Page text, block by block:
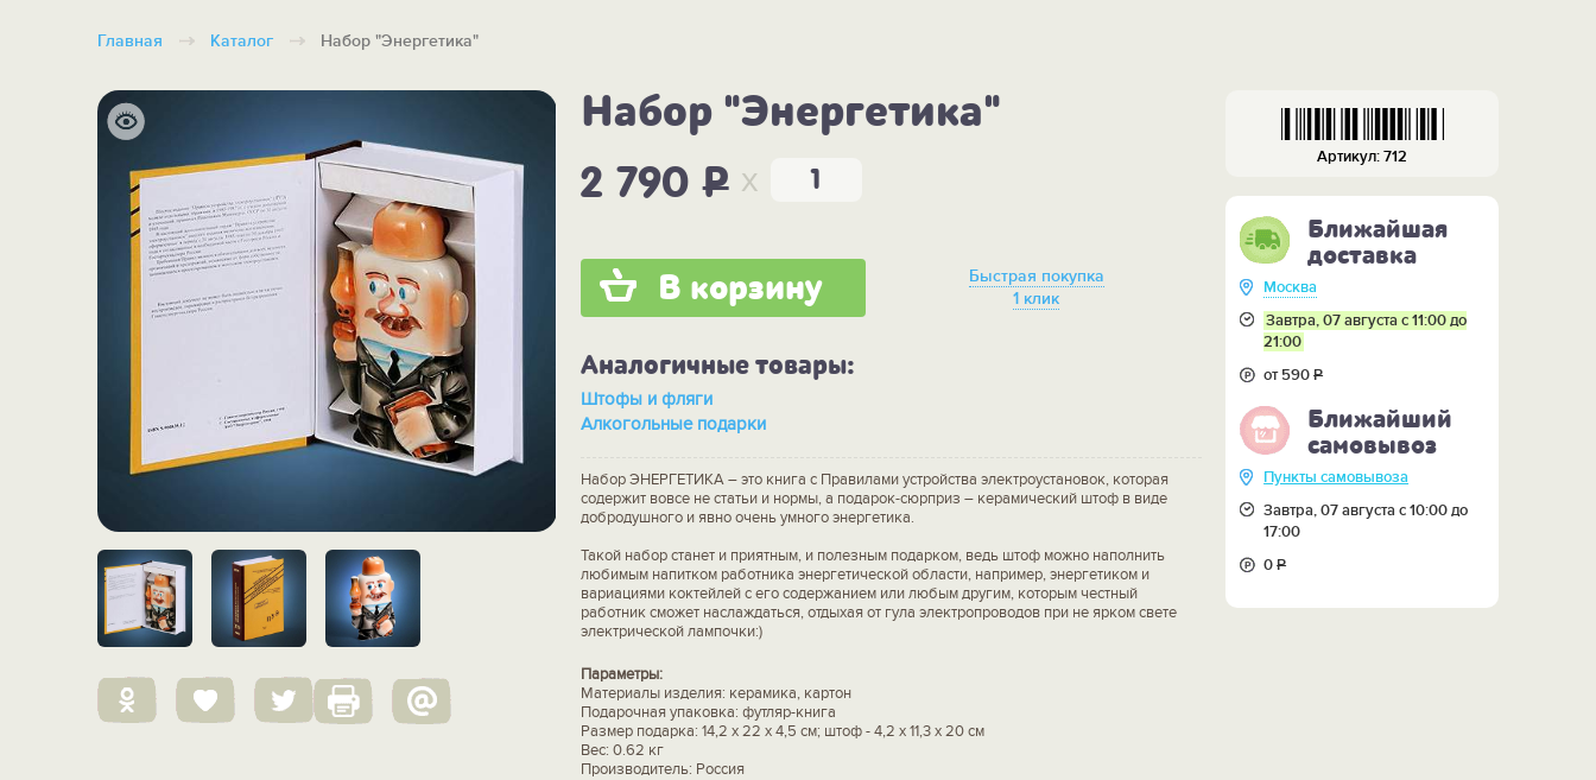
Главная Каталог Набор "Энергетика"
Набор "Энергетика"
2 790P x
В корзину
Быстрая покупка
1 клик
Аналогичные товары:
Штофы и фляги
Алкогольные подарки
Набор ЭНЕРГЕТИКА – это книга с Правилами устройства электроустановок, которая
содержит вовсе не статьи и нормы, а подарок-сюрприз – керамический штоф в виде
добродушного и явно очень умного энергетика.
Такой набор станет и приятным, и полезным подарком, ведь штоф можно наполнить
любимым напитком работника энергетической области, например, энергетиком и
вариациями коктейлей с его содержанием или любым другим, которым честный
работник сможет наслаждаться, отдыхая от гула электропроводов при не ярком свете
электрической лампочки:)
Параметры:
Материалы изделия: керамика, картон
Подарочная упаковка: футляр-книга
Размер подарка: 14,2 х 22 х 4,5 см; штоф - 4,2 х 11,3 х 20 см
Вес: 0.62 кг
Производитель: Россия
Артикул: 712
Ближайшая
доставка
Москва
Завтра, 07 августа с 11:00 до
21:00
от 590Р
Ближайший
самовывоз
Пункты самовывоза
Завтра, 07 августа с 10:00 до
17:00
0Р